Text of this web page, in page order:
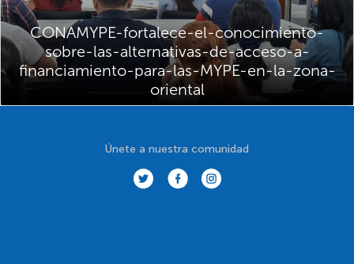
CONAMYPE-fortalece-el-conocimiento-
sobre-las-alternativas-de-acceso-a-
financiamiento-para-las-MYPE-en-la-zona-
oriental
Únete a nuestra comunidad